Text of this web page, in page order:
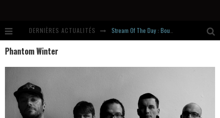
DERNIÈRES ACTUALITÉS
Hardcore, Actually. Meet Cút Lộn
Phantom Winter